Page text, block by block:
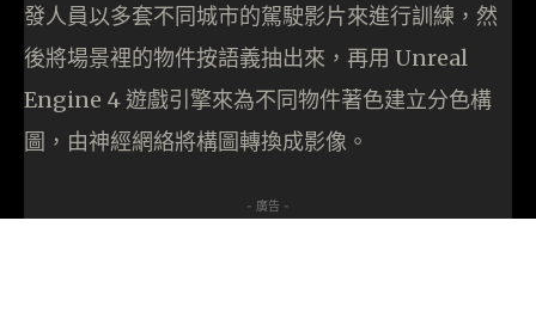
發人員以多套不同城市的駕駛影片來進行訓練，然
後將場景裡的物件按語義抽出來，再用 Unreal
Engine 4 遊戲引擎來為不同物件著色建立分色構
圖，由神經網絡將構圖轉換成影像。
- 廣告 -